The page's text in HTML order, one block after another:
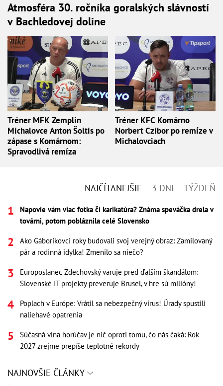
Atmosféra 30. ročníka goralských slávností
v Bachledovej doline
Tréner MFK Zemplín
Michalovce Anton Šoltis po
zápase s Komárnom:
Spravodlivá remíza
Tréner KFC Komárno
Norbert Czibor po remíze v
Michalovciach
NAJČÍTANEJŠIE 3 DNI TÝŽDEŇ
Napovie vám viac fotka či karikatúra? Známa speváčka drela v
továrni, potom pobláznila celé Slovensko
Ako Gáboríkovci roky budovali svoj verejný obraz: Zamilovaný
pár a rodinná idylka! Zmenilo sa niečo?
Europoslanec Zdechovský varuje pred ďalším škandálom:
Slovenské IT projekty preveruje Brusel, v hre sú milióny!
Poplach v Európe: Vrátil sa nebezpečný vírus! Úrady spustili
naliehavé opatrenia
Súčasná vlna horúčav je nič oproti tomu, čo nás čaká: Rok
2027 zrejme prepíše teplotné rekordy
NAJNOVŠIE ČLÁNKY